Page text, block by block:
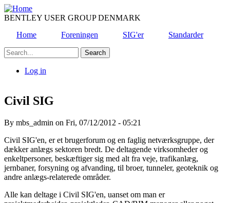
Skip
to
content
BENTLEY USER GROUP DENMARK
Home
Foreningen SIG'er
Standarder
Search
account
Log in
Civil SIG
By mbs_admin on Fri, 07/12/2012 - 05:21
Civil SIG'en, er et brugerforum og en faglig netværksgruppe, der
dækker anlægs sektoren bredt. De deltagende virksomheder og
enkeltpersoner, beskæftiger sig med alt fra veje, trafikanlæg,
jernbaner, forsyning og afvanding, til broer, tunneler, geoteknik og
andre anlægs-relaterede områder.
Alle kan deltage i Civil SIG'en, uanset om man er